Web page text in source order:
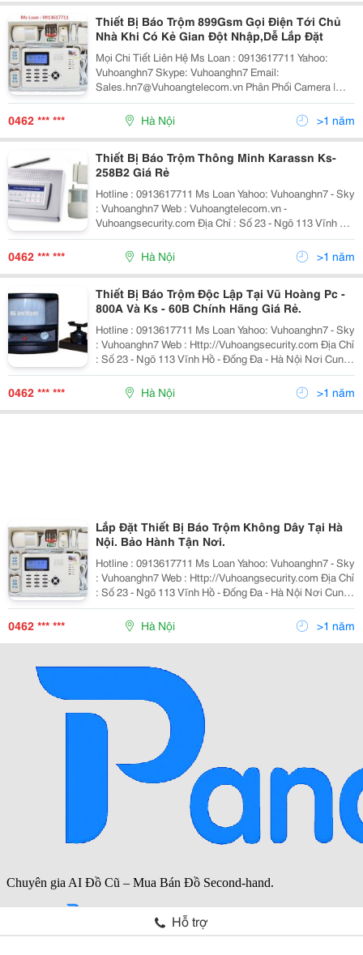
Thiết Bị Báo Trộm 899Gsm Gọi Điện Tới Chủ
Nhà Khi Có Kẻ Gian Đột Nhập,Dễ Lắp Đặt
Mọi Chi Tiết Liên Hệ Ms Loan : 0913617711 Yahoo:
Vuhoanghn7 Skype: Vuhoanghn7 Email:
Sales.hn7@Vuhoangtelecom.vn Phân Phối Camera |
Phân Phối Báo Trộm | Nhà Phân Phối Chính Hãng 100%
Cam Kết Chiết Khấu Cao
0462 *** *** Hà Nội >1 năm
Thiết Bị Báo Trộm Thông Minh Karassn Ks-
258B2 Giá Rẻ
Hotline : 0913617711 Ms Loan Yahoo: Vuhoanghn7 - Sky
: Vuhoanghn7 Web : Vuhoangtelecom.vn -
Vuhoangsecurity.com Địa Chỉ : Số 23 - Ngõ 113 Vĩnh Hồ
- Đống Đa - Hà Nội Chúng Tôi Không Chỉ Bán 1 Sản
Phẩm, Chúng Tôi Mang Đến
0462 *** *** Hà Nội >1 năm
Thiết Bị Báo Trộm Độc Lập Tại Vũ Hoàng Pc -
800A Và Ks - 60B Chính Hãng Giá Rẻ.
Hotline : 0913617711 Ms Loan Yahoo: Vuhoanghn7 - Sky
: Vuhoanghn7 Web : Http://Vuhoangsecurity.com Địa Chỉ
: Số 23 - Ngõ 113 Vĩnh Hồ - Đống Đa - Hà Nội Nơi Cung
Cấp Thiết Bị An Ninh, Giám Sát Uy Tín Số 1 Việt Nam
0462 *** *** Hà Nội >1 năm
Lắp Đặt Thiết Bị Báo Trộm Không Dây Tại Hà
Nội. Bảo Hành Tận Nơi.
Hotline : 0913617711 Ms Loan Yahoo: Vuhoanghn7 - Sky
: Vuhoanghn7 Web : Http://Vuhoangsecurity.com Địa Chỉ
: Số 23 - Ngõ 113 Vĩnh Hồ - Đống Đa - Hà Nội Nơi Cung
Cấp Thiết Bị An Ninh, Giám Sát Uy Tín Số 1 Việt Nam
0462 *** *** Hà Nội >1 năm
Hỗ trợ